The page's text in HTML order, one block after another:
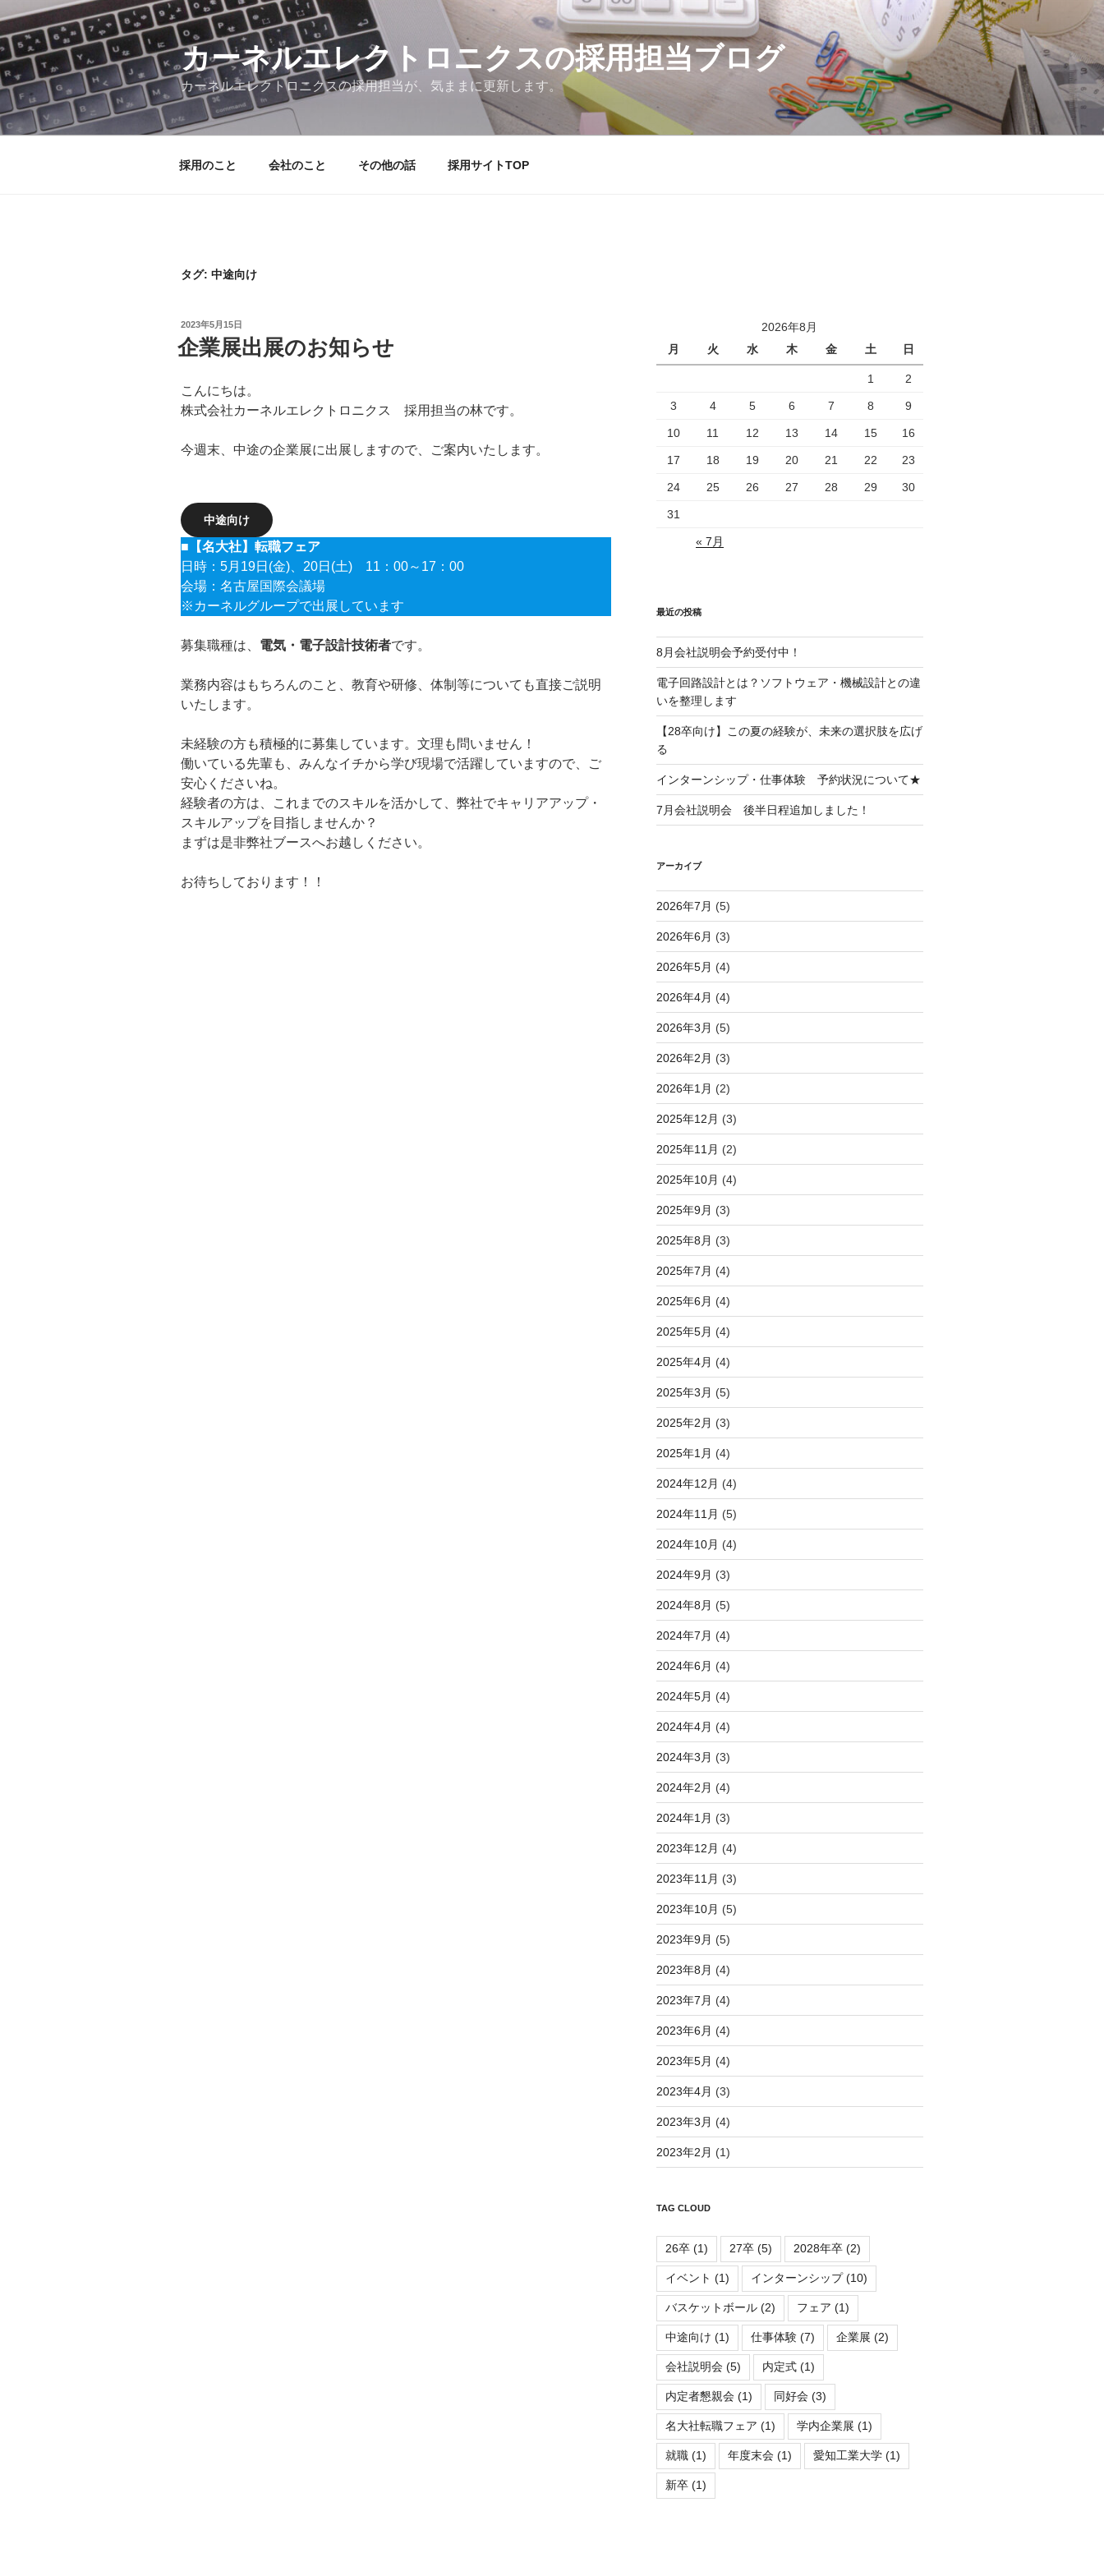
テ
ン
ツ
へ
ス
カーネルエレクトロニクスの採用担当ブログ
カーネルエレクトロニクスの採用担当が、気ままに更新します。
採用のこと 会社のこと その他の話 採用サイトTOP
タグ: 中途向け
投
稿
日:
2023年5月15日
企業展出展のお知らせ
こんにちは。
株式会社カーネルエレクトロニクス 採用担当の林です。
今週末、中途の企業展に出展しますので、ご案内いたします。
中途向け
■【名大社】転職フェア
日時：5月19日(金)、20日(土) 11：00～17：00
会場：名古屋国際会議場
※カーネルグループで出展しています
募集職種は、 電気・電子設計技術者です。
業務内容はもちろんのこと、教育や研修、体制等についても直接ご説明
いたします。
未経験の方も積極的に募集しています。文理も問いません！
働いている先輩も、みんなイチから学び現場で活躍していますので、ご
安心くださいね。
経験者の方は、これまでのスキルを活かして、弊社でキャリアアップ・
スキルアップを目指しませんか？
まずは是非弊社ブースへお越しください。
お待ちしております！！
2026年8月
月
火 水 木 金 土 日
1 2
3 4 5 6 7 8 9
10 11 12 13 14 15 16
17 18 19 20 21 22 23
24 25 26 27 28 29 30
31
« 7月
最近の投稿
8月会社説明会予約受付中！
電子回路設計とは？ソフトウェア・機械設計との違
いを整理します
【28卒向け】この夏の経験が、未来の選択肢を広げ
る
インターンシップ・仕事体験 予約状況について★
7月会社説明会 後半日程追加しました！
アーカイブ
2026年7月 (5)
2026年6月 (3)
2026年5月 (4)
2026年4月 (4)
2026年3月 (5)
2026年2月 (3)
2026年1月 (2)
2025年12月 (3)
2025年11月 (2)
2025年10月 (4)
2025年9月 (3)
2025年8月 (3)
2025年7月 (4)
2025年6月 (4)
2025年5月 (4)
2025年4月 (4)
2025年3月 (5)
2025年2月 (3)
2025年1月 (4)
2024年12月 (4)
2024年11月 (5)
2024年10月 (4)
2024年9月 (3)
2024年8月 (5)
2024年7月 (4)
2024年6月 (4)
2024年5月 (4)
2024年4月 (4)
2024年3月 (3)
2024年2月 (4)
2024年1月 (3)
2023年12月 (4)
2023年11月 (3)
2023年10月 (5)
2023年9月 (5)
2023年8月 (4)
2023年7月 (4)
2023年6月 (4)
2023年5月 (4)
2023年4月 (3)
2023年3月 (4)
2023年2月 (1)
TAG CLOUD
26卒(1) 27卒(5) 2028年卒(2)
イベント (1) インターンシップ(10)
バスケットボール(2) フェア (1)
中途向け (1) 仕事体験(7) 企業展 (2)
会社説明会(5) 内定式(1)
内定者懇親会(1) 同好会(3)
名大社転職フェア (1) 学内企業展 (1)
就職(1) 年度末会(1) 愛知工業大学(1)
新卒(1)